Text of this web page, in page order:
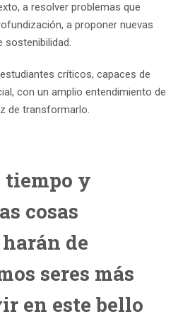
a resolver problemas que
a proponer nuevas
sostenibilidad.
críticos, capaces de
con un amplio entendimiento de
de transformarlo.
tiempo y
cosas
de
seres más
en este bello